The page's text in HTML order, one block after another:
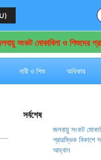
সংকট মোকাবিলা ও শিশুদের
নারী ও শিশু অধিকার
সর্বশেষ
জলবায়ু সংকট
প্রারম্ভিক বিকাশে
আহ্বান